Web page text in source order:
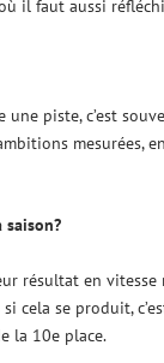
il faut aussi
une piste, c’est
mesurées,
saison?
résultat en vitesse
cela se produit,
la 10e place.